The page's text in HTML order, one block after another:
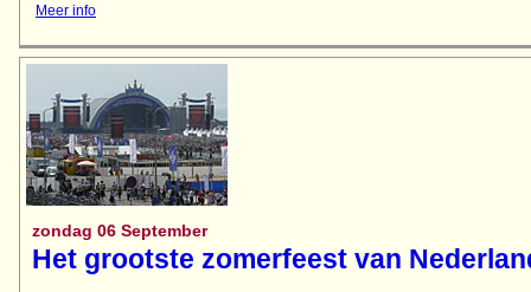
Meer info
zondag 06 September
Het grootste zomerfeest van